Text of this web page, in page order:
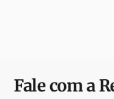
Fale com a